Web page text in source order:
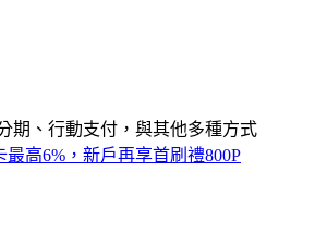
期、行動支付，與其他多種方式
最高6%，新戶再享首刷禮800P